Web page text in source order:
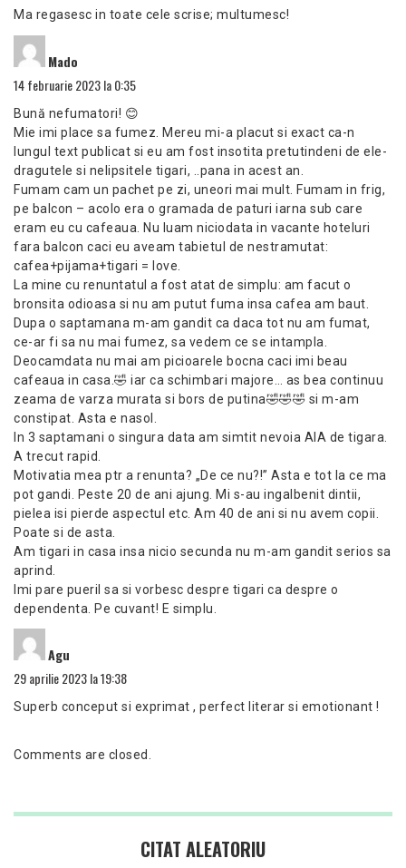
Ma regasesc in toate cele scrise; multumesc!
Mado
14 februarie 2023 la 0:35
Bună nefumatori! 😊
Mie imi place sa fumez. Mereu mi-a placut si exact ca-n
lungul text publicat si eu am fost insotita pretutindeni de ele-
dragutele si nelipsitele tigari, ..pana in acest an.
Fumam cam un pachet pe zi, uneori mai mult. Fumam in frig,
pe balcon – acolo era o gramada de paturi iarna sub care
eram eu cu cafeaua. Nu luam niciodata in vacante hoteluri
fara balcon caci eu aveam tabietul de nestramutat:
cafea+pijama+tigari = love.
La mine cu renuntatul a fost atat de simplu: am facut o
bronsita odioasa si nu am putut fuma insa cafea am baut.
Dupa o saptamana m-am gandit ca daca tot nu am fumat,
ce-ar fi sa nu mai fumez, sa vedem ce se intampla.
Deocamdata nu mai am picioarele bocna caci imi beau
cafeaua in casa.🤣 iar ca schimbari majore… as bea continuu
zeama de varza murata si bors de putina🤣🤣🤣 si m-am
constipat. Asta e nasol.
In 3 saptamani o singura data am simtit nevoia AIA de tigara.
A trecut rapid.
Motivatia mea ptr a renunta? „De ce nu?!” Asta e tot la ce ma
pot gandi. Peste 20 de ani ajung. Mi s-au ingalbenit dintii,
pielea isi pierde aspectul etc. Am 40 de ani si nu avem copii.
Poate si de asta.
Am tigari in casa insa nicio secunda nu m-am gandit serios sa
aprind.
Imi pare pueril sa si vorbesc despre tigari ca despre o
dependenta. Pe cuvant! E simplu.
Agu
29 aprilie 2023 la 19:38
Superb conceput si exprimat , perfect literar si emotionant !
Comments are closed.
CITAT ALEATORIU